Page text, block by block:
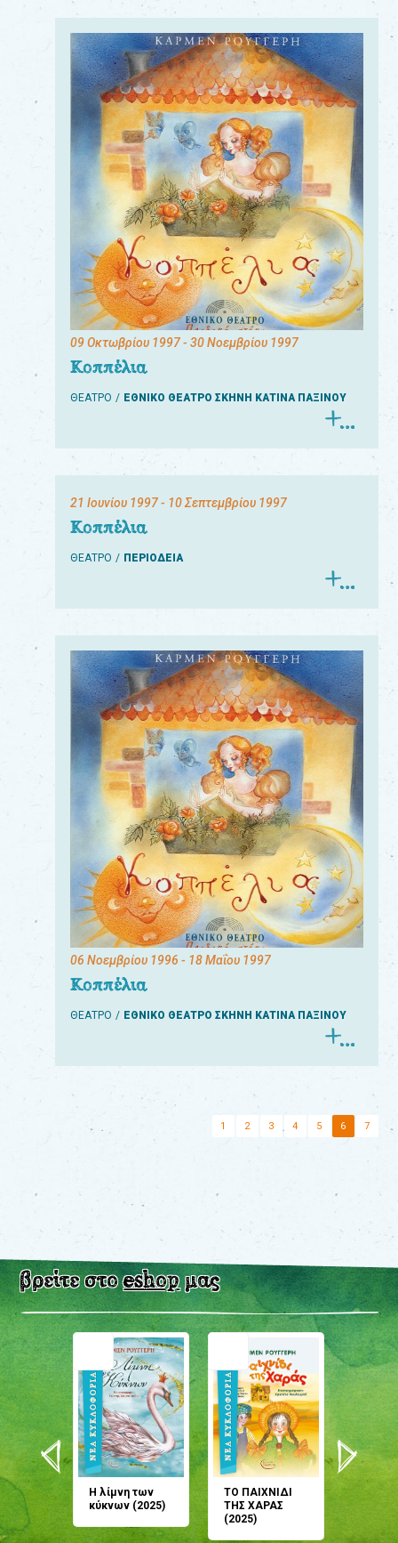
09 Οκτωβρίου 1997- 30 Νοεμβρίου 1997
Κοππέλια
ΘΕΑΤΡΟ ΕΘΝΙΚΟ ΘΕΑΤΡΟ ΣΚΗΝΗ ΚΑΤΙΝΑ ΠΑΞΙΝΟΥ
21 Ιουνίου 1997- 10 Σεπτεμβρίου 1997
Κοππέλια
ΘΕΑΤΡΟ ΠΕΡΙΟΔΕΙΑ
06 Νοεμβρίου 1996 - 18 Μαΐου 1997
Κοππέλια
ΘΕΑΤΡΟ ΕΘΝΙΚΟ ΘΕΑΤΡΟ ΣΚΗΝΗ ΚΑΤΙΝΑ ΠΑΞΙΝΟΥ
1 2 3 4 5 6 7
βρείτε στοeshopμας
Η λίμνη των
κύκνων (2025)
ΤΟ ΠΑΙΧΝΙΔΙ
ΤΗΣ ΧΑΡΑΣ
(2025)
μου;